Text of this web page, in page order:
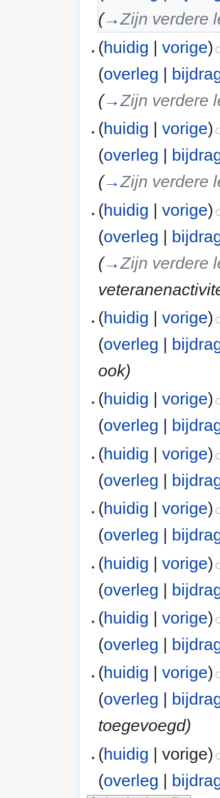
(→Zijn verdere
(huidig |vorige)
(overleg |
(→Zijn verdere
(huidig |vorige)
(overleg |
(→Zijn verdere
(huidig |vorige)
(overleg |
(→Zijn verdere
(huidig |vorige)
(overleg |
ook)
(huidig |vorige)
(overleg
(huidig |vorige)
(overleg |
(huidig |vorige)
(overleg |
(huidig |vorige)
(overleg |
(huidig |vorige)
(overleg |
(huidig |vorige)
(overleg
toegevoegd)
(huidig | vorige)
(overleg |